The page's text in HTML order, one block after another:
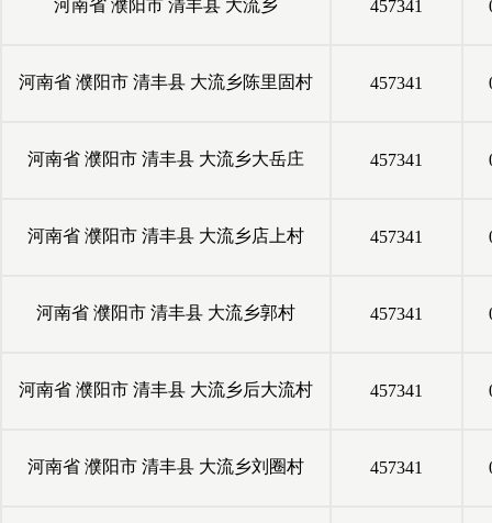
河南省 濮阳市 清丰县 大流乡 457341
河南省 濮阳市 清丰县 大流乡陈里固村 457341
河南省 濮阳市 清丰县 大流乡大岳庄 457341
河南省 濮阳市 清丰县 大流乡店上村 457341
河南省 濮阳市 清丰县 大流乡郭村 457341
河南省 濮阳市 清丰县 大流乡后大流村 457341
河南省 濮阳市 清丰县 大流乡刘圈村 457341